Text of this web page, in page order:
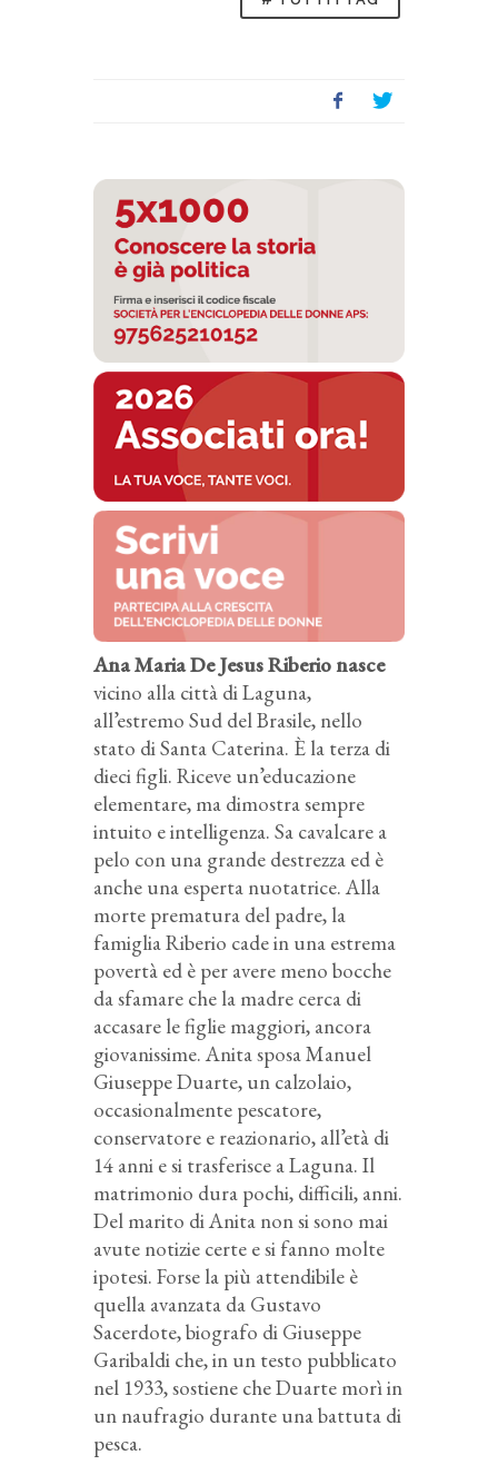
Ana Maria De Jesus Riberio nasce
vicino alla città di Laguna,
all’estremo Sud del Brasile, nello
stato di Santa Caterina. È la terza di
dieci figli. Riceve un’educazione
elementare, ma dimostra sempre
intuito e intelligenza. Sa cavalcare a
pelo con una grande destrezza ed è
anche una esperta nuotatrice. Alla
morte prematura del padre, la
famiglia Riberio cade in una estrema
povertà ed è per avere meno bocche
da sfamare che la madre cerca di
accasare le figlie maggiori, ancora
giovanissime. Anita sposa Manuel
Giuseppe Duarte, un calzolaio,
occasionalmente pescatore,
conservatore e reazionario, all’età di
14 anni e si trasferisce a Laguna. Il
matrimonio dura pochi, difficili, anni.
Del marito di Anita non si sono mai
avute notizie certe e si fanno molte
ipotesi. Forse la più attendibile è
quella avanzata da Gustavo
Sacerdote, biografo di Giuseppe
Garibaldi che, in un testo pubblicato
nel 1933, sostiene che Duarte morì in
un naufragio durante una battuta di
pesca.